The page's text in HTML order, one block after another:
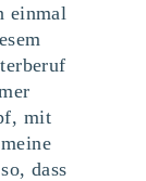
einmal
mit
dass